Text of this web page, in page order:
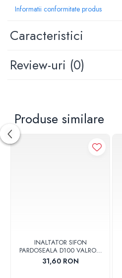
Tip maner: plin
Latime: 100 mm
Informatii conformitate produs
Caracteristici
Review-uri (0)
Produse similare
INALTATOR SIFON
PARDOSEALA D100 VALROM
17001900004
31,60 RON